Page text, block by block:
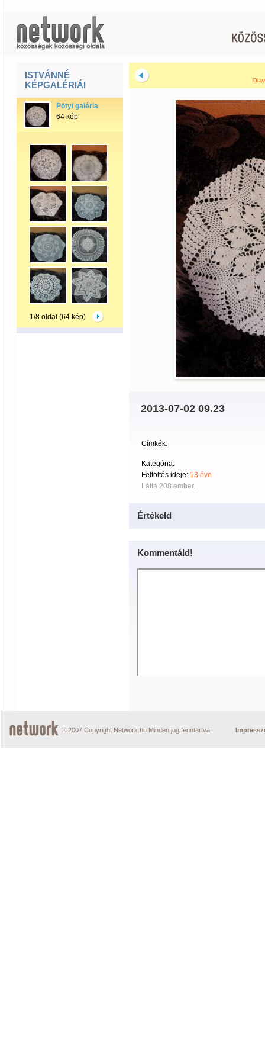
ISTVÁNNÉ
KÉPGALÉRIÁI
Pötyi galéria
64 kép
1/8 oldal (64 kép)
2013-07-02 09.23
Címkék:
Kategória:
Feltöltés ideje: 13 éve
Látta 208 ember.
Értékeld
Kommentáld!
© 2007 Copyright Network.hu Minden jog fenntartva.